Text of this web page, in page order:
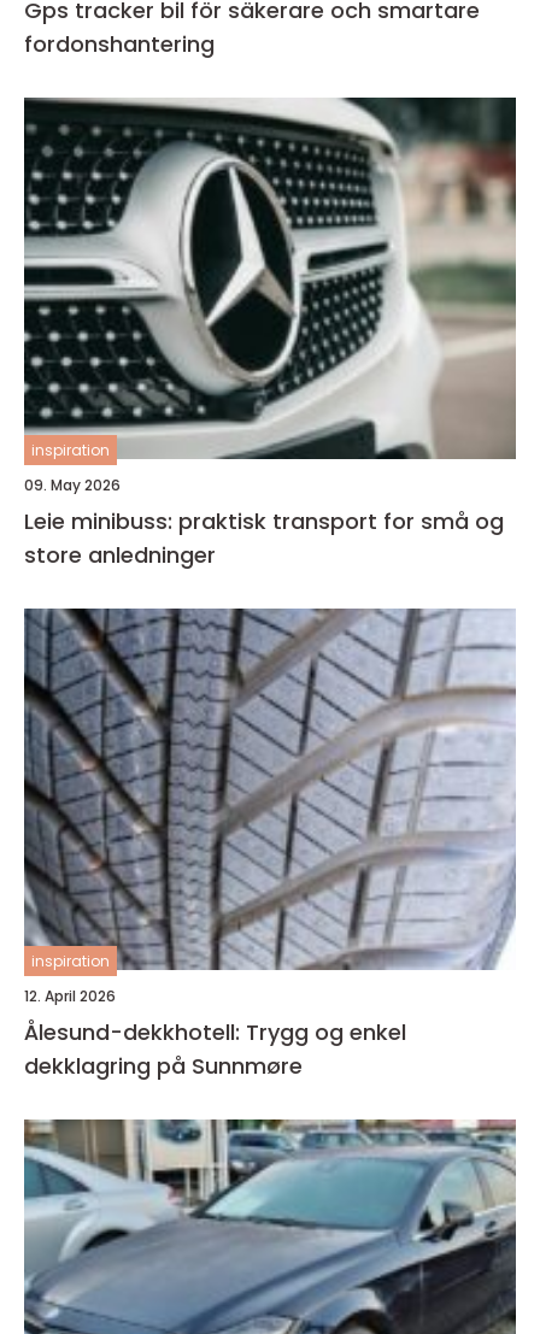
Gps tracker bil för säkerare och smartare
fordonshantering
inspiration
09. May 2026
Leie minibuss: praktisk transport for små og
store anledninger
inspiration
12. April 2026
Ålesund-dekkhotell: Trygg og enkel
dekklagring på Sunnmøre